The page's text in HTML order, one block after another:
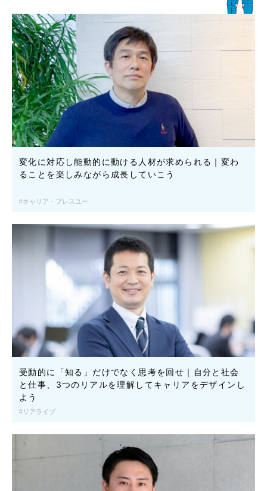
変化に対応し能動的に動ける人材が求められる｜変わ
ることを楽しみながら成長していこう
キャリア・ブレスユー
受動的に「知る」だけでなく思考を回せ｜自分と社会
と仕事、3つのリアルを理解してキャリアをデザインし
よう
リアライブ